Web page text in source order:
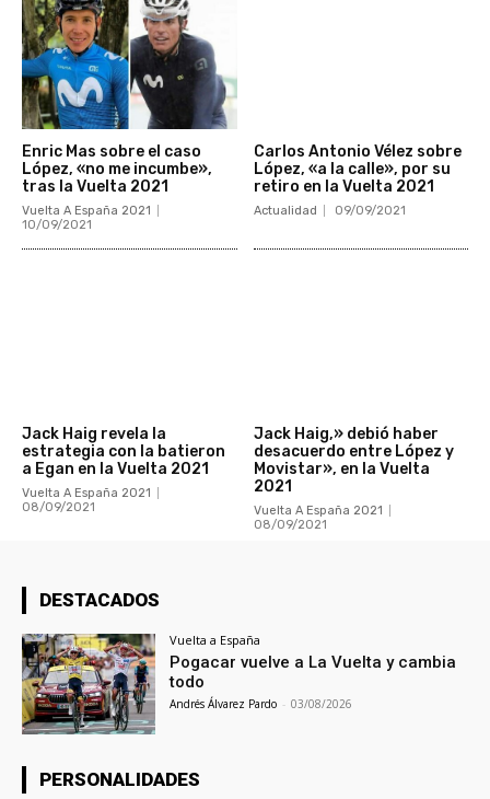
Enric Mas sobre el caso
López, «no me incumbe»,
tras la Vuelta 2021
Vuelta A España 2021
10/09/2021
Carlos Antonio Vélez sobre
López, «a la calle», por su
retiro en la Vuelta 2021
Actualidad 09/09/2021
Jack Haig revela la
estrategia con la batieron
a Egan en la Vuelta 2021
Vuelta A España 2021
08/09/2021
Jack Haig,» debió haber
desacuerdo entre López y
Movistar», en la Vuelta
2021
Vuelta A España 2021
08/09/2021
DESTACADOS
Vuelta a España
Pogacar vuelve a La Vuelta y cambia
todo
Andrés Álvarez Pardo - 03/08/2026
PERSONALIDADES